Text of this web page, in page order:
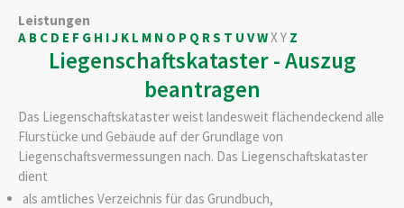
Leistungen
A B C D E F G H IJ K L M N O P Q RS T U VWXY Z
Liegenschaftskataster - Auszug
beantragen
Das Liegenschaftskataster weist landesweit flächendeckend alle
Flurstücke und Gebäude auf der Grundlage von
Liegenschaftsvermessungen nach. Das Liegenschaftskataster
dient
als amtliches Verzeichnis für das Grundbuch,